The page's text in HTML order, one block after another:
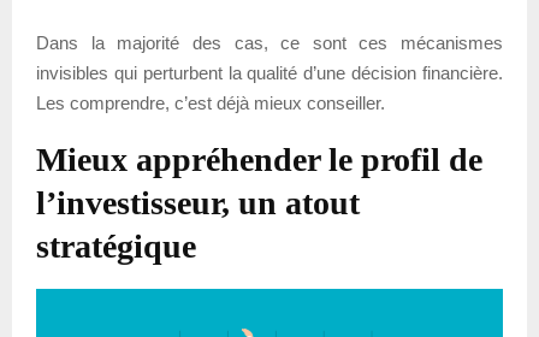
Dans la majorité des cas, ce sont ces mécanismes
invisibles qui perturbent la qualité d’une décision financière.
Les comprendre, c’est déjà mieux conseiller.
Mieux appréhender le profil de
l’investisseur, un atout
stratégique